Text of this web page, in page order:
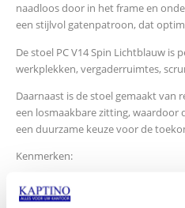
naadloos door in het frame en
een stijlvol gatenpatroon, dat
De stoel PC V14 Spin Lichtblauw is
werkplekken, vergaderruimtes,
Daarnaast is de stoel gemaakt van
een losmaakbare zitting, waardoor
een duurzame keuze voor de
Kenmerken:
Type PC V14 Spin Lichtblauw
Frame kleur Lichtblauw